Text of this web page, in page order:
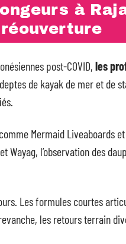
à
post-COVID, les
de kayak de mer et de
Mermaid Liveaboards
Wayag, l’observation des
Les formules courtes
les retours terrain